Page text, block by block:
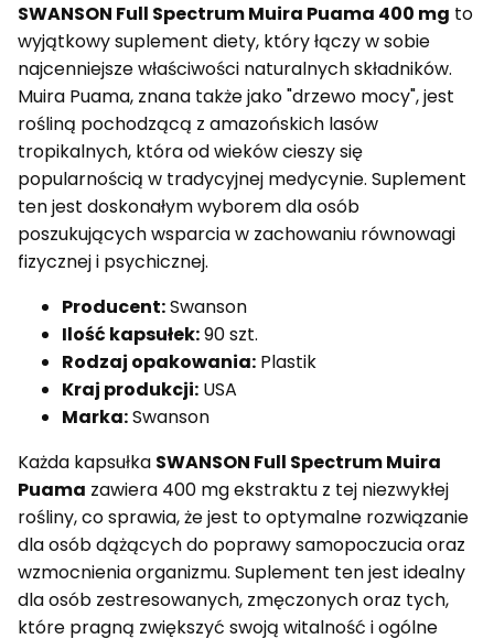
SWANSON Full Spectrum Muira Puama 400 mg to
wyjątkowy suplement diety, który łączy w sobie
najcenniejsze właściwości naturalnych składników.
Muira Puama, znana także jako "drzewo mocy", jest
rośliną pochodzącą z amazońskich lasów
tropikalnych, która od wieków cieszy się
popularnością w tradycyjnej medycynie. Suplement
ten jest doskonałym wyborem dla osób
poszukujących wsparcia w zachowaniu równowagi
fizycznej i psychicznej.
Producent:Swanson
Ilość kapsułek:90 szt.
Rodzaj opakowania: Plastik
Kraj produkcji: USA
Marka:Swanson
Każda kapsułka SWANSON Full Spectrum Muira
Puama zawiera 400 mg ekstraktu z tej niezwykłej
rośliny, co sprawia, że jest to optymalne rozwiązanie
dla osób dążących do poprawy samopoczucia oraz
wzmocnienia organizmu. Suplement ten jest idealny
dla osób zestresowanych, zmęczonych oraz tych,
które pragną zwiększyć swoją witalność i ogólne